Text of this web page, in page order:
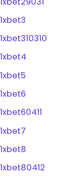
1xbet3
1xbet310310
1xbet4
1xbet5
1xbet6
1xbet60411
1xbet7
1xbet8
1xbet80412